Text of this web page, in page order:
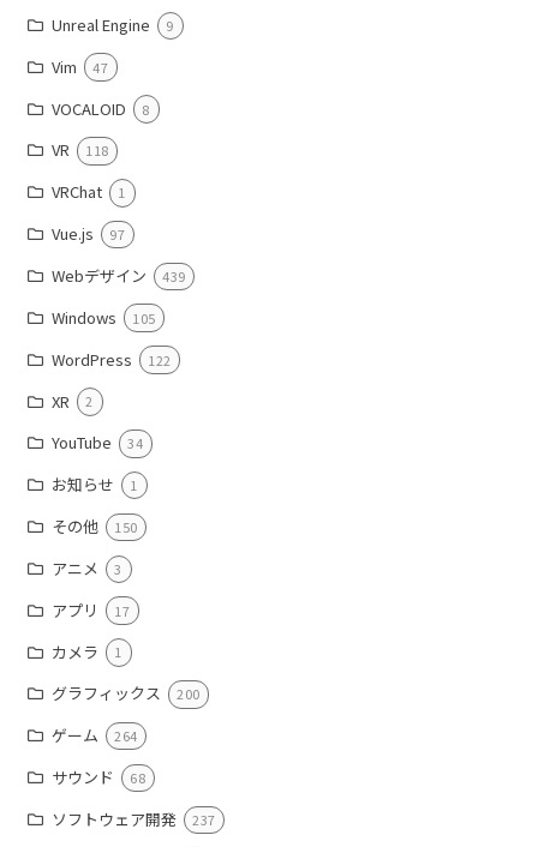
Unreal Engine 9
Vim 47
VOCALOID 8
VR 118
VRChat 1
Vue.js 97
Webデザイン 439
Windows 105
WordPress 122
XR 2
YouTube 34
お知らせ 1
その他 150
アニメ 3
アプリ 17
カメラ 1
グラフィックス 200
ゲーム 264
サウンド 68
ソフトウェア開発 237